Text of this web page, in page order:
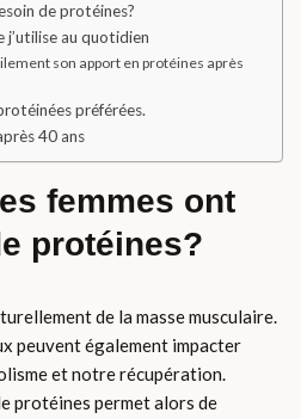
de protéines?
au quotidien
son apport en protéines après
préférées.
40 ans
femmes ont
protéines?
de la masse musculaire.
peuvent également impacter
et notre récupération.
protéines permet alors de